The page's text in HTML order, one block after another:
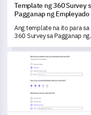
Template ng 360 Survey
Pagganap ng Empleyado
Ang template na ito para sa
360 Survey sa Pagganap ng
daan sa iyo upang masusing
suriin ang kakayahan ng
indibidwal at koponan,
matuklasan ang mga
pangunahing pananaw sa
kultura ng organisasyon, at
tukuyin ang mga potensyal na
lugar para sa pagpapahusay
Template ng 360